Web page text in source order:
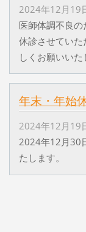
2024年12月19
医師体調不良
休診させてい
しくお願いいた
年末・年始
2024年12月19
2024年12月30
たします。